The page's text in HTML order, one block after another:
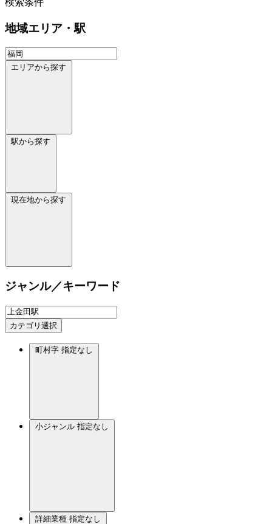
地域エリア・駅
エリアから探す
駅から探す
現在地から探す
ジャンル／キーワード
カテゴリ選択
町村字 指定なし
小ジャンル 指定なし
詳細業種 指定なし